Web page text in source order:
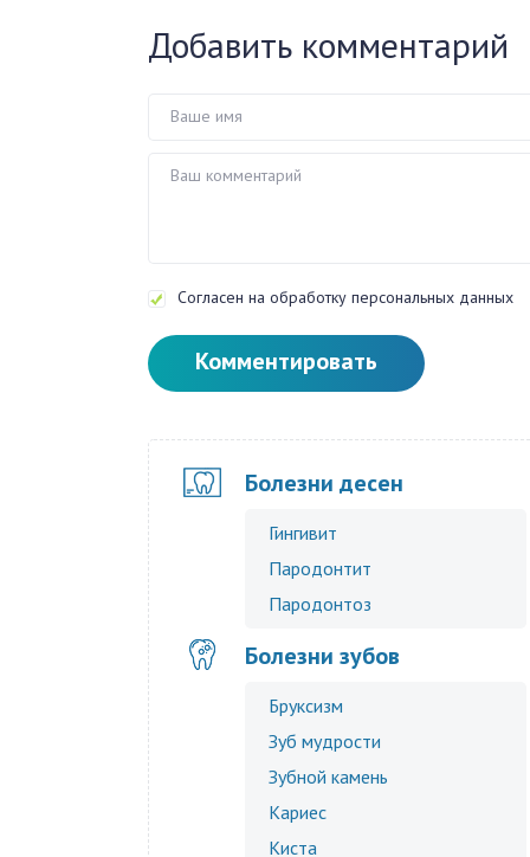
Добавить комментарий
Согласен на обработку персональных данных
Комментировать
Болезни десен
Гингивит
Пародонтит
Пародонтоз
Болезни зубов
Бруксизм
Зуб мудрости
Зубной камень
Кариес
Киста